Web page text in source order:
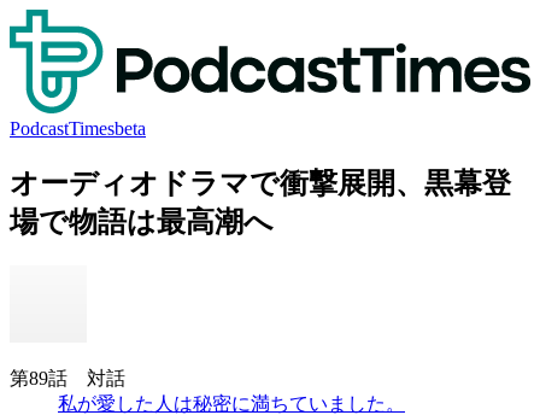
PodcastTimesbeta
オーディオドラマで衝撃展開、黒幕登
場で物語は最高潮へ
第89話 対話
私が愛した人は秘密に満ちていました。